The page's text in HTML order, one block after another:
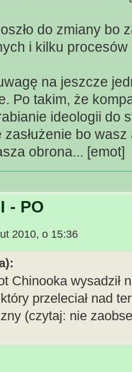
do zmiany bo
i kilku procesów
na jeszcze
Po takim, że
ideologii do
bo
obrona... [emot]
- PO
2010, o 15:36
Chinooka wysadził
przeleciał nad
(czytaj: nie